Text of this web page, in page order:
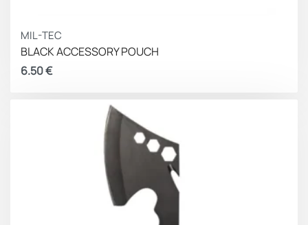
MIL-TEC
BLACK ACCESSORY POUCH
6.50€